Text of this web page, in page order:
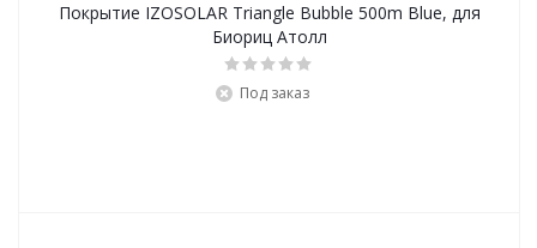
Покрытие IZOSOLAR Triangle Bubble 500m Blue, для
Биориц Атолл
Под заказ